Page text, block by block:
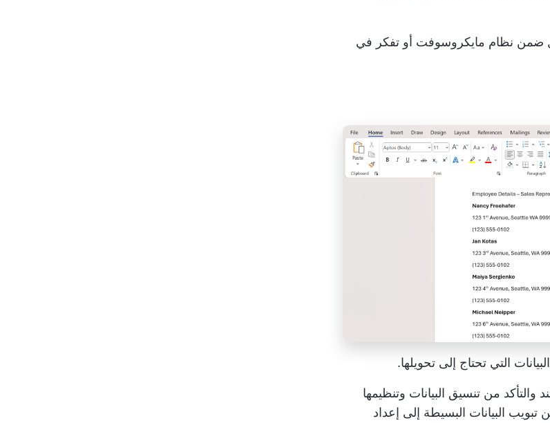
ضمن نظام مايكروسوفت أو تفكر في
من تنسيق البيانات وتنظيمها
البيانات البسيطة إلى إعداد